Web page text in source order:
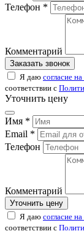
Телефон *
Комментарий
Заказать звонок
Я даю согласие
соответствии с
Уточнить цену
Имя *
Email *
Телефон
Комментарий
Уточнить цену
Я даю согласие
соответствии с